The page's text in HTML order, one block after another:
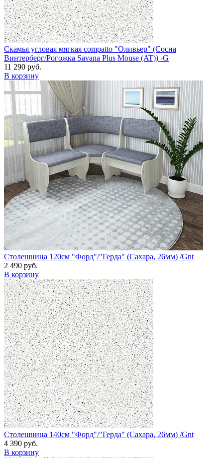
Скамья угловая мягкая compatto "Оливьер" (Сосна
Винтерберг/Рогожка Savana Plus Mouse (AT)) -G
11 290 руб.
В корзину
Столешница 120см "Форд"/"Герда" (Сахара, 26мм) /Gnt
2 490 руб.
В корзину
Столешница 140см "Форд"/"Герда" (Сахара, 26мм) /Gnt
4 390 руб.
В корзину